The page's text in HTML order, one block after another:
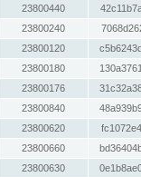
23800440
23800240
23800120
23800180
23800176
23800840
23800620
23800660
23800630